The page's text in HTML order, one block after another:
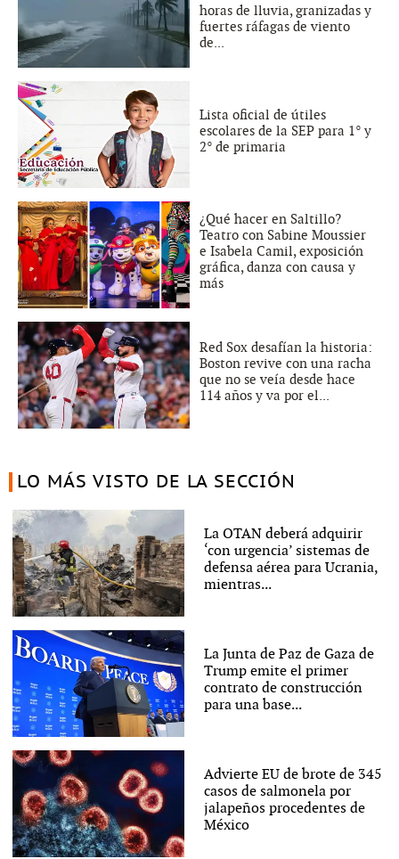
horas de lluvia, granizadas y
fuertes ráfagas de viento
de...
Lista oficial de útiles
escolares de la SEP para 1° y
2° de primaria
¿Qué hacer en Saltillo?
Teatro con Sabine Moussier
e Isabela Camil, exposición
gráfica, danza con causa y
más
Red Sox desafían la historia:
Boston revive con una racha
que no se veía desde hace
114 años y va por el...
LO MÁS VISTO DE LA SECCIÓN
La OTAN deberá adquirir
‘con urgencia’ sistemas de
defensa aérea para Ucrania,
mientras...
La Junta de Paz de Gaza de
Trump emite el primer
contrato de construcción
para una base...
Advierte EU de brote de 345
casos de salmonela por
jalapeños procedentes de
México